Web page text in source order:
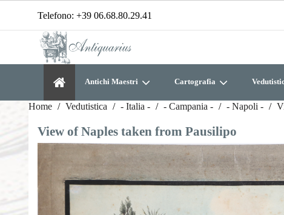
Telefono: +39 06.68.80.29.41
Antichi Maestri Cartografia
Home Vedutistica - Italia - - Campania - - Napoli -
View of Naples taken from Pausilipo